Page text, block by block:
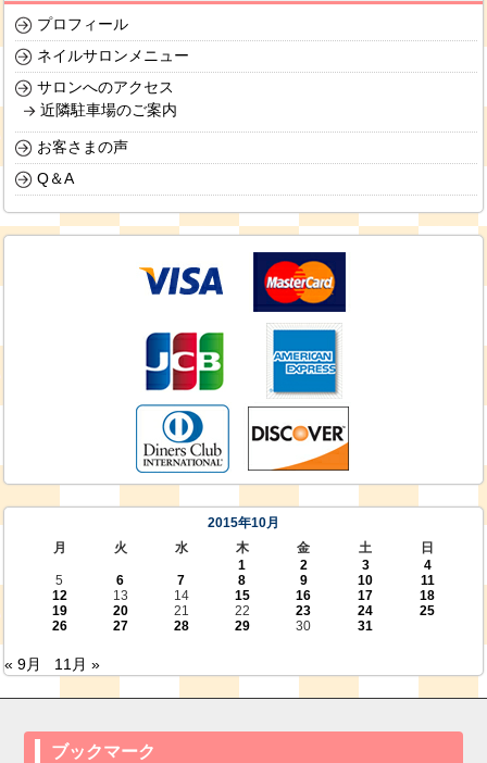
プロフィール
ネイルサロンメニュー
サロンへのアクセス
近隣駐車場のご案内
お客さまの声
Q＆A
2015年10月
月
火 水 木 金 土
日
1
2 3
4
5
6 7 8 9 10
11
12
13 14 15 16 17
18
19
20 21 22 23 24
25
26
27 28 29 30 31
« 9月 11月 »
ブックマーク